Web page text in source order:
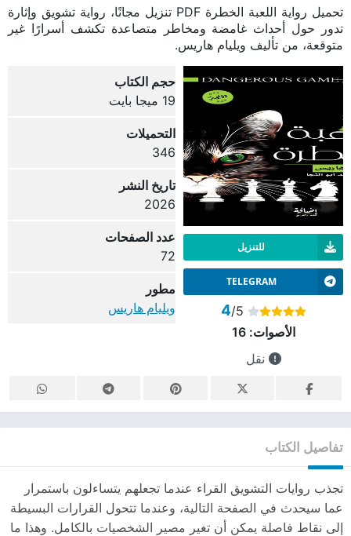
تحميل رواية اللعبة الخطرة PDF تنزيل مجانًا، رواية تشويق وإثارة
تدور حول أحداث غامضة ومخاطر متصاعدة تكشف أسرارًا غير
متوقعة، من تأليف ويليام هاريس.
للتنزيل
TELEGRAM
4/5
الأصوات:16
نقل
حجم الكتاب
19 ميجا بايت
التحميلات
346
تاريخ النشر
2026
عدد الصفحات
72
مطور
ويليام هاريس
تفاصيل الكتاب
تجذب روايات التشويق القراء عندما تجعلهم يتساءلون باستمرار
عما سيحدث في الصفحة التالية، وعندما تتحول القرارات البسيطة
إلى نقاط فاصلة يمكن أن تغير مصير الشخصيات بالكامل. وهذا ما